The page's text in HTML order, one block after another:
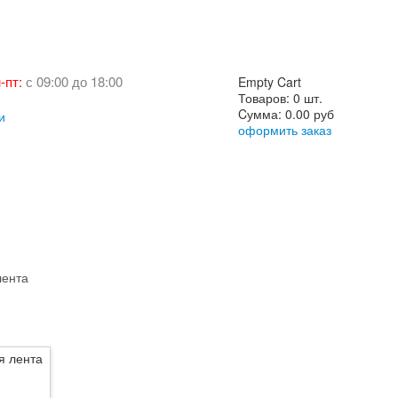
с 09:00 до 18:00
Empty Cart
Товаров: 0 шт.
Cумма: 0.00 руб
оформить заказ